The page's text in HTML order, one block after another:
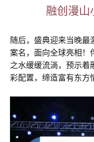
融创漫山
随后，盛典迎来当晚
案名，面向全球亮相！
之水缓缓流淌，预示着
彩配置，缔造富有东方